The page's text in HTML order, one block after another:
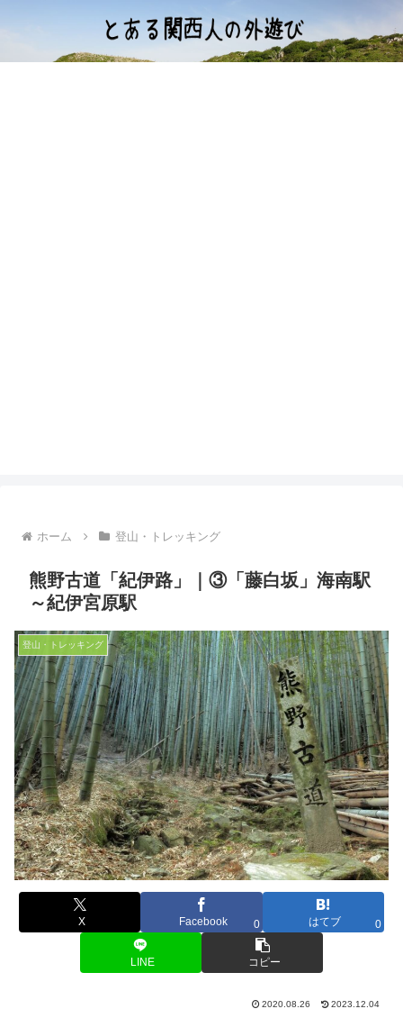
ホーム 登山・トレッキング
熊野古道「紀伊路」｜③「藤白坂」海南駅
～紀伊宮原駅
登山・トレッキング
X Facebook 0 はてブ 0
LINE コピー
2020.08.26 2023.12.04